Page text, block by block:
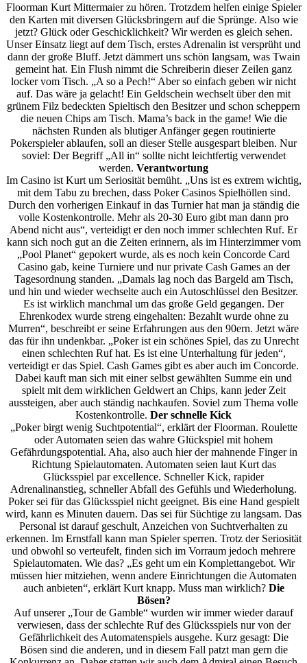
Floorman Kurt Mittermaier zu hören. Trotzdem helfen einige Spieler
den Karten mit diversen Glücksbringern auf die Sprünge. Also wie
jetzt? Glück oder Geschicklichkeit? Wir werden es gleich sehen.
Unser Einsatz liegt auf dem Tisch, erstes Adrenalin ist versprüht und
dann der große Bluff. Jetzt dämmert uns schön langsam, was Twain
gemeint hat. Ein Flush nimmt die Schreiberin dieser Zeilen ganz
locker vom Tisch. „A so a Pech!“ Aber so einfach geben wir nicht
auf. Das wäre ja gelacht! Ein Geldschein wechselt über den mit
grünem Filz bedeckten Spieltisch den Besitzer und schon scheppern
die neuen Chips am Tisch. Mama’s back in the game! Wie die
nächsten Runden als blutiger Anfänger gegen routinierte
Pokerspieler ablaufen, soll an dieser Stelle ausgespart bleiben. Nur
soviel: Der Begriff „All in“ sollte nicht leichtfertig verwendet
werden. Verantwortung
Im Casino ist Kurt um Seriosität bemüht. „Uns ist es extrem wichtig,
mit dem Tabu zu brechen, dass Poker Casinos Spielhöllen sind.
Durch den vorherigen Einkauf in das Turnier hat man ja ständig die
volle Kostenkontrolle. Mehr als 20-30 Euro gibt man dann pro
Abend nicht aus“, verteidigt er den noch immer schlechten Ruf. Er
kann sich noch gut an die Zeiten erinnern, als im Hinterzimmer vom
„Pool Planet“ gepokert wurde, als es noch kein Concorde Card
Casino gab, keine Turniere und nur private Cash Games an der
Tagesordnung standen. „Damals lag noch das Bargeld am Tisch,
und hin und wieder wechselte auch ein Autoschlüssel den Besitzer.
Es ist wirklich manchmal um das große Geld gegangen. Der
Ehrenkodex wurde streng eingehalten: Bezahlt wurde ohne zu
Murren“, beschreibt er seine Erfahrungen aus den 90ern. Jetzt wäre
das für ihn undenkbar. „Poker ist ein schönes Spiel, das zu Unrecht
einen schlechten Ruf hat. Es ist eine Unterhaltung für jeden“,
verteidigt er das Spiel. Cash Games gibt es aber auch im Concorde.
Dabei kauft man sich mit einer selbst gewählten Summe ein und
spielt mit dem wirklichen Geldwert an Chips, kann jeder Zeit
aussteigen, aber auch ständig nachkaufen. Soviel zum Thema volle
Kostenkontrolle. Der schnelle Kick
„Poker birgt wenig Suchtpotential“, erklärt der Floorman. Roulette
oder Automaten seien das wahre Glückspiel mit hohem
Gefährdungspotential. Aha, also auch hier der mahnende Finger in
Richtung Spielautomaten. Automaten seien laut Kurt das
Glücksspiel par excellence. Schneller Kick, rapider
Adrenalinanstieg, schneller Abfall des Gefühls und Wiederholung.
Poker sei für das Glücksspiel nicht geeignet. Bis eine Hand gespielt
wird, kann es Minuten dauern. Das sei für Süchtige zu langsam. Das
Personal ist darauf geschult, Anzeichen von Suchtverhalten zu
erkennen. Im Ernstfall kann man Spieler sperren. Trotz der Seriosität
und obwohl so verteufelt, finden sich im Vorraum jedoch mehrere
Spielautomaten. Wie das? „Es geht um ein Komplettangebot. Wir
müssen hier mitziehen, wenn andere Einrichtungen die Automaten
auch anbieten“, erklärt Kurt knapp. Muss man wirklich? Die
Bösen?
Auf unserer „Tour de Gamble“ wurden wir immer wieder darauf
verwiesen, dass der schlechte Ruf des Glücksspiels nur von der
Gefährlichkeit des Automatenspiels ausgehe. Kurz gesagt: Die
Bösen sind die anderen, und in diesem Fall patzt man gern die